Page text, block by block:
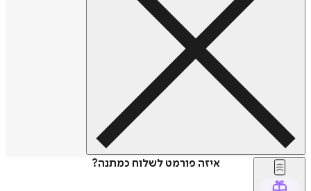
איזה פורמט לשלוח כמתנה?